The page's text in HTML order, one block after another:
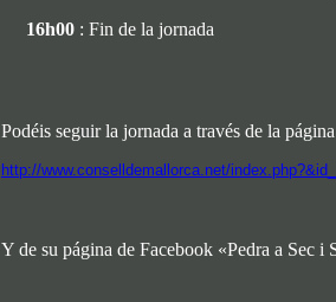
16h00 : Fin de la jornada
Podéis seguir la jornada a través de la
http://www.conselldemallorca.net/
Y de su página de Facebook «Pedra a Sec i